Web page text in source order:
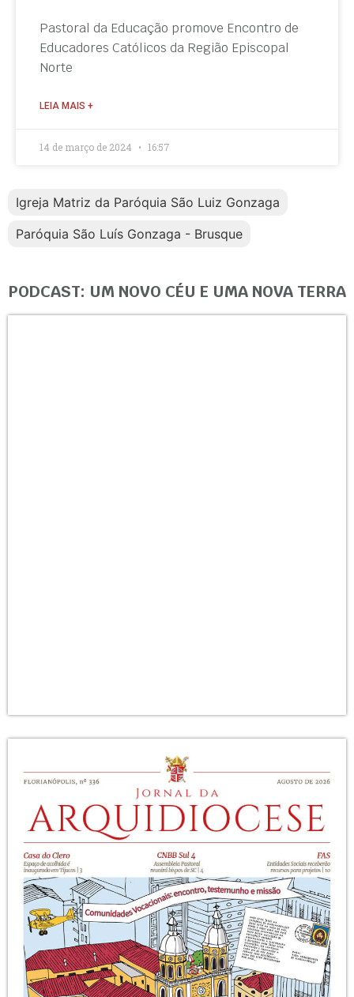
Pastoral da Educação promove Encontro de
Educadores Católicos da Região Episcopal
Norte
LEIA MAIS +
14 de março de 2024 16:57
Igreja Matriz da Paróquia São Luiz Gonzaga
Paróquia São Luís Gonzaga - Brusque
PODCAST: UM NOVO CÉU E UMA NOVA TERRA